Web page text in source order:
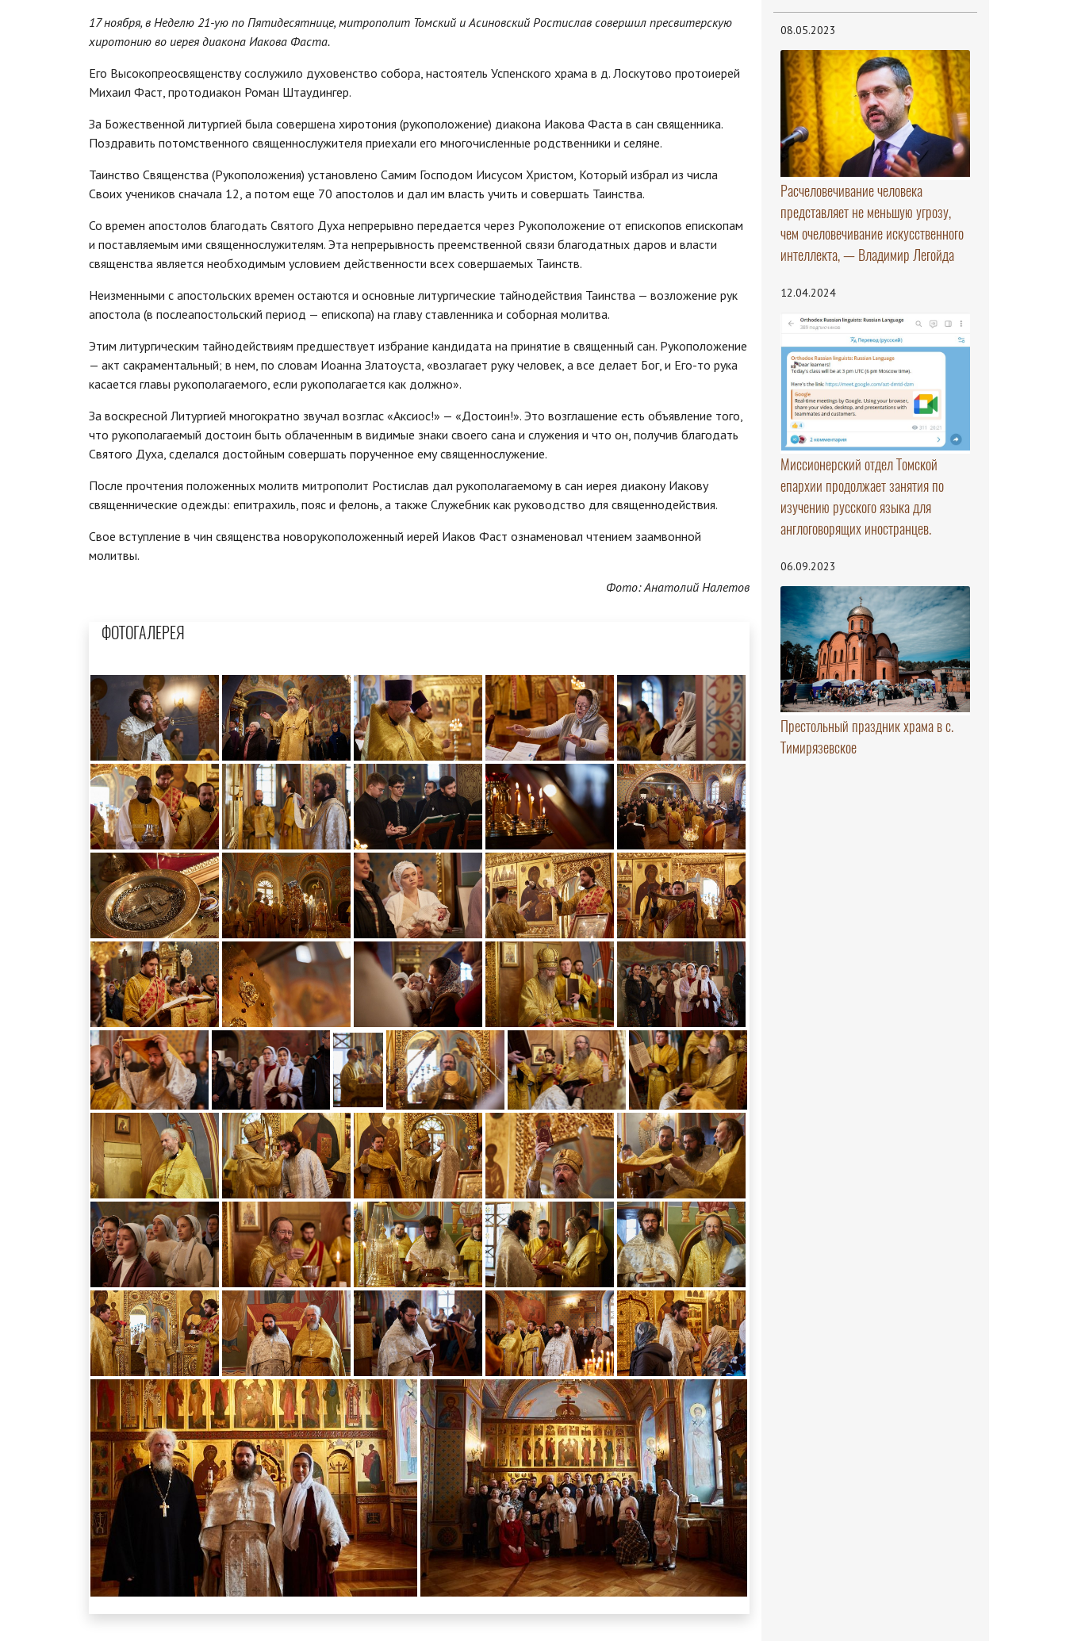
17 ноября, в Неделю 21-ую по Пятидесятнице, митрополит Томский и Асиновский Ростислав совершил пресвитерскую
хиротонию во иерея диакона Иакова Фаста.
Его Высокопреосвященству сослужило духовенство собора, настоятель Успенского храма в д. Лоскутово протоиерей
Михаил Фаст, протодиакон Роман Штаудингер.
За Божественной литургией была совершена хиротония (рукоположение) диакона Иакова Фаста в сан священника.
Поздравить потомственного священнослужителя приехали его многочисленные родственники и селяне.
Таинство Священства (Рукоположения) установлено Самим Господом Иисусом Христом, Который избрал из числа
Своих учеников сначала 12, а потом еще 70 апостолов и дал им власть учить и совершать Таинства.
Со времен апостолов благодать Святого Духа непрерывно передается через Рукоположение от епископов епископам
и поставляемым ими священнослужителям. Эта непрерывность преемственной связи благодатных даров и власти
священства является необходимым условием действенности всех совершаемых Таинств.
Неизменными с апостольских времен остаются и основные литургические тайнодействия Таинства — возложение рук
апостола (в послеапостольский период — епископа) на главу ставленника и соборная молитва.
Этим литургическим тайнодействиям предшествует избрание кандидата на принятие в священный сан. Рукоположение
— акт сакраментальный; в нем, по словам Иоанна Златоуста, «возлагает руку человек, а все делает Бог, и Его-то рука
касается главы рукополагаемого, если рукополагается как должно».
За воскресной Литургией многократно звучал возглас «Аксиос!» — «Достоин!». Это возглашение есть объявление того,
что рукополагаемый достоин быть облаченным в видимые знаки своего сана и служения и что он, получив благодать
Святого Духа, сделался достойным совершать порученное ему священнослужение.
После прочтения положенных молитв митрополит Ростислав дал рукополагаемому в сан иерея диакону Иакову
священнические одежды: епитрахиль, пояс и фелонь, а также Служебник как руководство для священнодействия.
Свое вступление в чин священства новорукоположенный иерей Иаков Фаст ознаменовал чтением заамвонной
молитвы.
Фото: Анатолий Налетов
ФОТОГАЛЕРЕЯ
08.05.2023
Расчеловечивание человека
представляет не меньшую угрозу,
чем очеловечивание искусственного
интеллекта, — Владимир Легойда
12.04.2024
Миссионерский отдел Томской
епархии продолжает занятия по
изучению русского языка для
англоговорящих иностранцев.
06.09.2023
Престольный праздник храма в с.
Тимирязевское